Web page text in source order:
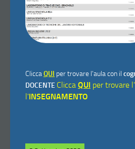
CliccaQUI per trovare l'aula con il
DOCENTE Clicca QUI per trovare
l'INSEGNAMENTO